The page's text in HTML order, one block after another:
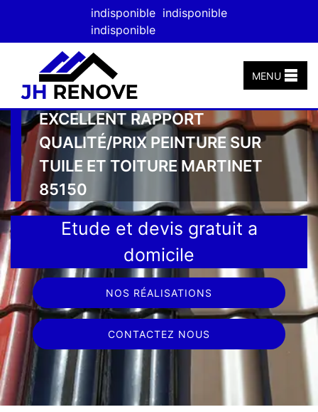
indisponible indisponible
indisponible
MENU
EXCELLENT RAPPORT
QUALITÉ/PRIX PEINTURE SUR
TUILE ET TOITURE MARTINET
85150
Etude et devis gratuit a
domicile
NOS RÉALISATIONS
CONTACTEZ NOUS